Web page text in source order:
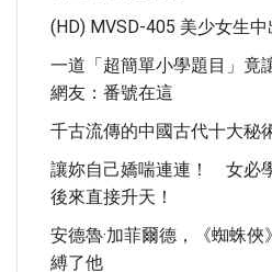
(HD) MVSD-405 美少女生
一道「超簡單小學題目」竟
網友：番號在這
千古流傳的中國古代十大秘
讓妳自己嬌喘連連！ 女必
後來直接升天！
安德魯·加菲爾德，《蜘蛛
縛了他